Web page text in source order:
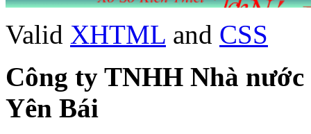
Valid XHTML and CSS
Công ty TNHH Nhà
Yên Bái